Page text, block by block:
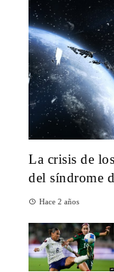
La crisis de
del síndrome
Hace 2 años